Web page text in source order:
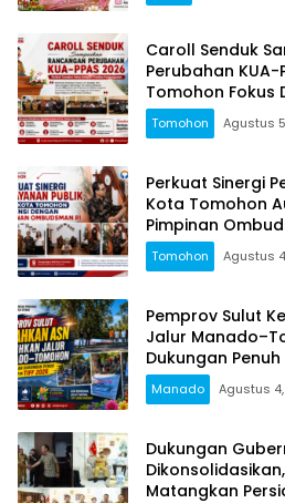
Caroll Senduk
Perubahan KUA-
Tomohon Fokus
Pembangunan
Tomohon Agustus
Perkuat Sinergi
Kota Tomohon
Pimpinan
Tomohon Agustus
Pemprov Sulut
Jalur
Dukungan Penuh
Manado Agustus
Dukungan
Matangkan